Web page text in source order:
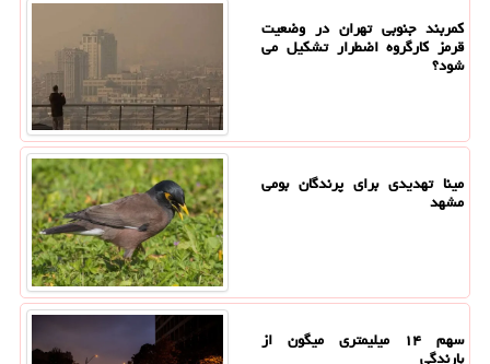
کمربند جنوبی تهران در وضعیت
قرمز کارگروه اضطرار تشکیل می
شود؟
مینا تهدیدی برای پرندگان بومی
مشهد
سهم ۱۴ میلیمتری میگون از